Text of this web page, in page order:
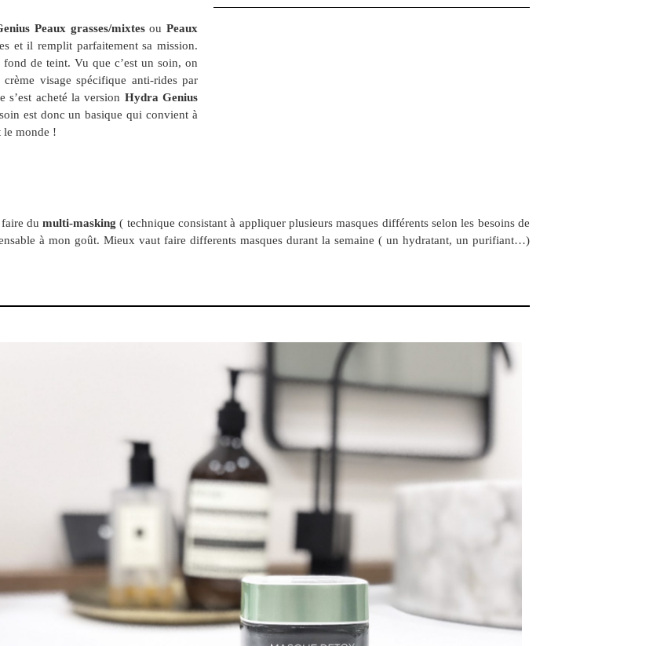
Peaux grasses/mixtesou Peaux
et il remplit parfaitement sa mission.
fond de teint. Vu que c’est un soin, on
visage spécifique anti-rides par
acheté la version Hydra Genius
est donc un basique qui convient à
le monde !
faire dumulti-masking ( technique consistant à appliquer plusieurs masques différents selon les besoins de
à mon goût. Mieux vaut faire differents masques durant la semaine ( un hydratant, un purifiant…)